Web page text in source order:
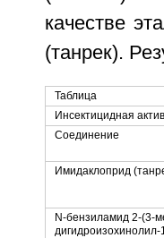
качестве
(танрек).
Таблица
Инсектицидная
Соединение
Имидаклоприд
N-бензиламид 2-(3-